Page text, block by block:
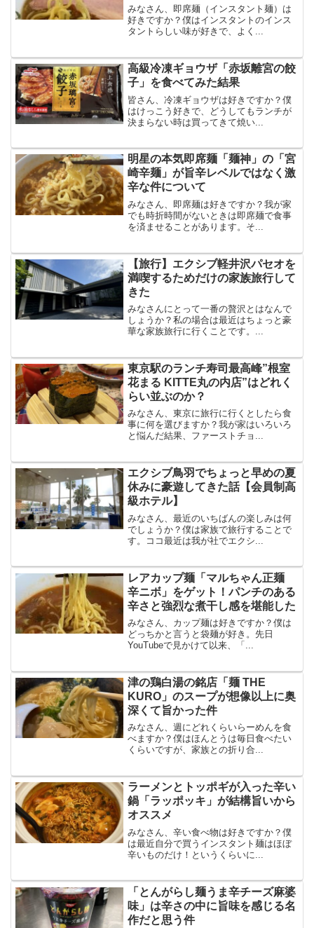
みなさん、即席麺（インスタント麺）は
好きですか？僕はインスタントのインス
タントらしい味が好きで、よく...
高級冷凍ギョウザ「赤坂離宮の餃
子」を食べてみた結果
皆さん、冷凍ギョウザは好きですか？僕
はけっこう好きで、どうしてもランチが
決まらない時は買ってきて焼い...
明星の本気即席麺「麺神」の「宮
崎辛麺」が旨辛レベルではなく激
辛な件について
みなさん、即席麺は好きですか？我が家
でも時折時間がないときは即席麺で食事
を済ませることがあります。そ...
【旅行】エクシブ軽井沢パセオを
満喫するためだけの家族旅行して
きた
みなさんにとって一番の贅沢とはなんで
しょうか？私の場合は最近はちょっと豪
華な家族旅行に行くことです。...
東京駅のランチ寿司最高峰”根室
花まる KITTE丸の内店”はどれく
らい並ぶのか？
みなさん、東京に旅行に行くとしたら食
事に何を選びますか？我が家はいろいろ
と悩んだ結果、ファーストチョ...
エクシブ鳥羽でちょっと早めの夏
休みに豪遊してきた話【会員制高
級ホテル】
みなさん、最近のいちばんの楽しみは何
でしょうか？僕は家族で旅行することで
す。ココ最近は我が社でエクシ...
レアカップ麺「マルちゃん正麺
辛ニボ」をゲット！パンチのある
辛さと強烈な煮干し感を堪能した
みなさん、カップ麺は好きですか？僕は
どっちかと言うと袋麺が好き。先日
YouTubeで見かけて以来、「...
津の鶏白湯の銘店「麺 THE
KURO」のスープが想像以上に奥
深くて旨かった件
みなさん、週にどれくらいらーめんを食
べますか？僕はほんとうは毎日食べたい
くらいですが、家族との折り合...
ラーメンとトッポギが入った辛い
鍋「ラッポッキ」が結構旨いから
オススメ
みなさん、辛い食べ物は好きですか？僕
は最近自分で買うインスタント麺はほぼ
辛いものだけ！というくらいに...
「とんがらし麺うま辛チーズ麻婆
味」は辛さの中に旨味を感じる名
作だと思う件